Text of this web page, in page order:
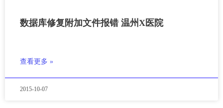
数据库修复附加文件报错 温州X医院
查看更多 »
2015-10-07